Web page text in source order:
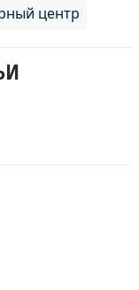
центр